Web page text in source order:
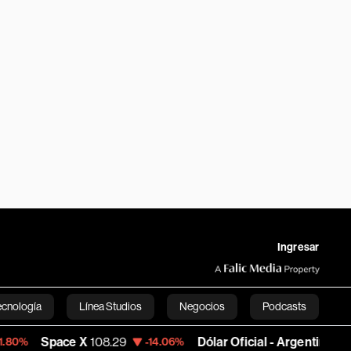
Ingresar
Línea Studios Negocios Podcasts
English
X 108.29 -14.06% Dólar Oficial - Argentina 1,496.2634